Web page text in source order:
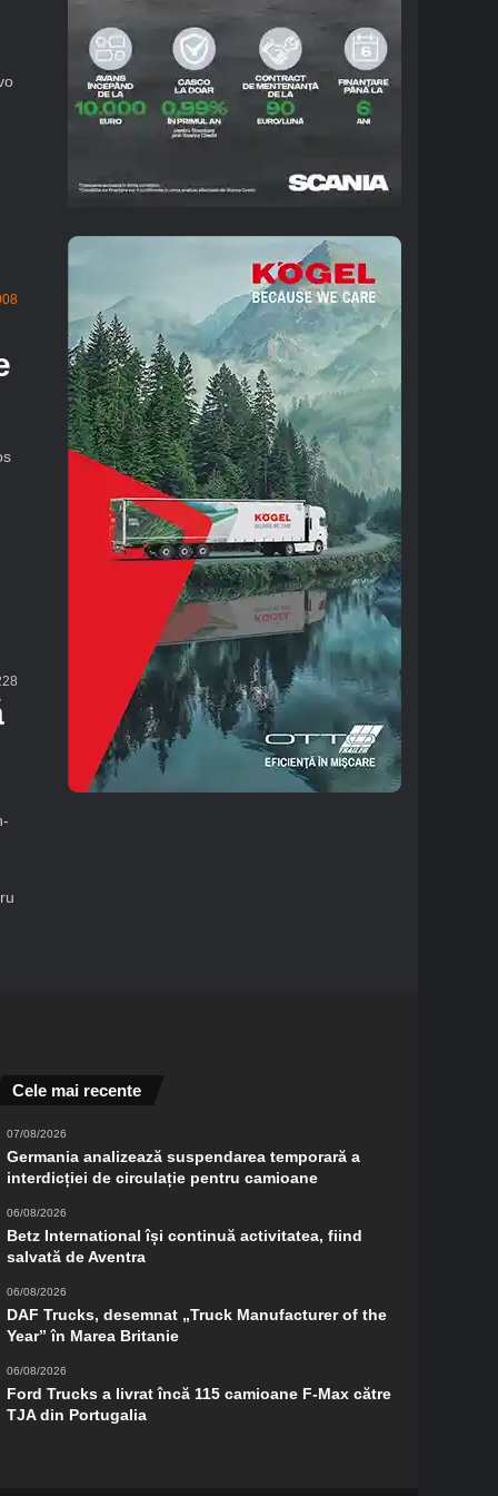
Cele mai recente
07/08/2026
Germania analizează suspendarea temporară a
interdicției de circulație pentru camioane
06/08/2026
Betz International își continuă activitatea, fiind
salvată de Aventra
06/08/2026
DAF Trucks, desemnat „Truck Manufacturer of the
Year” în Marea Britanie
06/08/2026
Ford Trucks a livrat încă 115 camioane F-Max către
TJA din Portugalia